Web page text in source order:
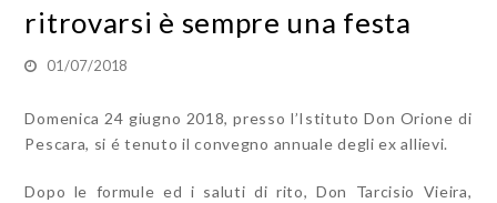
ritrovarsi è sempre una festa
01/07/2018
Domenica 24 giugno 2018, presso l’Istituto Don Orione di
Pescara, si é tenuto il convegno annuale degli ex allievi.
Dopo le formule ed i saluti di rito, Don Tarcisio Vieira,